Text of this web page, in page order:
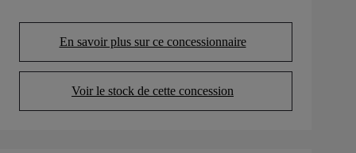
En savoir plus sur ce concessionnaire
(Opens in new tab)
Voir le stock de cette concession
(Opens in new tab)